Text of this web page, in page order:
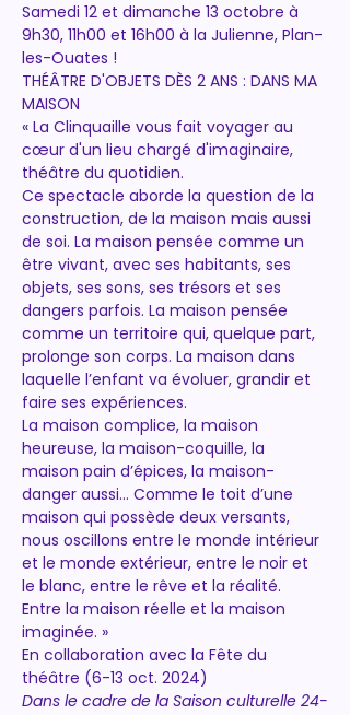
Samedi 12 et dimanche 13 octobre à
9h30, 11h00 et 16h00 à la Julienne, Plan-
les-Ouates !
THÉÂTRE D'OBJETS DÈS 2 ANS : DANS MA
MAISON
« La Clinquaille vous fait voyager au
cœur d'un lieu chargé d'imaginaire,
théâtre du quotidien.
Ce spectacle aborde la question de la
construction, de la maison mais aussi
de soi. La maison pensée comme un
être vivant, avec ses habitants, ses
objets, ses sons, ses trésors et ses
dangers parfois. La maison pensée
comme un territoire qui, quelque part,
prolonge son corps. La maison dans
laquelle l’enfant va évoluer, grandir et
faire ses expériences.
La maison complice, la maison
heureuse, la maison-coquille, la
maison pain d’épices, la maison-
danger aussi... Comme le toit d’une
maison qui possède deux versants,
nous oscillons entre le monde intérieur
et le monde extérieur, entre le noir et
le blanc, entre le rêve et la réalité.
Entre la maison réelle et la maison
imaginée. »
En collaboration avec la Fête du
théâtre (6-13 oct. 2024)
Dans le cadre de la Saison culturelle 24-